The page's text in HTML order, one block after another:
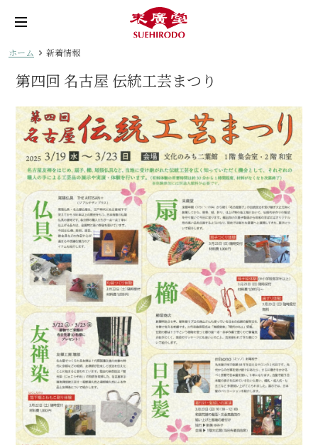
ホーム 新着情報
第四回 名古屋 伝統工芸まつり